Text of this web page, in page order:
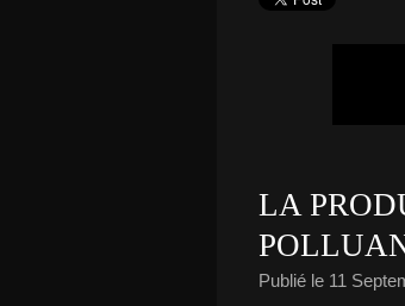
LA
Publié le 11